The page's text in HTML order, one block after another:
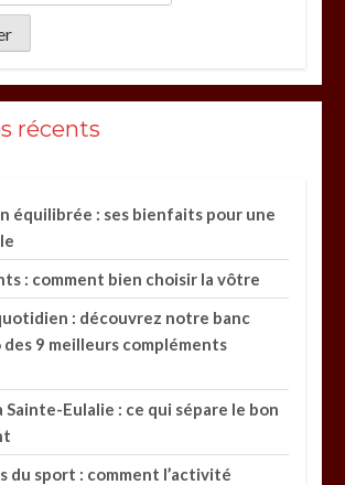
récents
équilibrée : ses bienfaits pour une
: comment bien choisir la vôtre
: découvrez notre banc
des 9 meilleurs compléments
Sainte-Eulalie : ce qui sépare le bon
du sport : comment l’activité